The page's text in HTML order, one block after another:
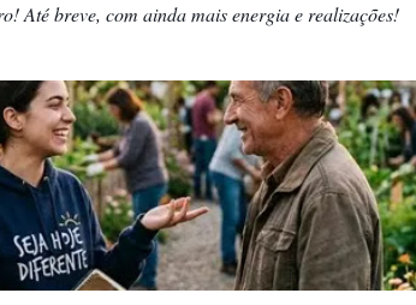
Até breve, com ainda mais energia e realizações!